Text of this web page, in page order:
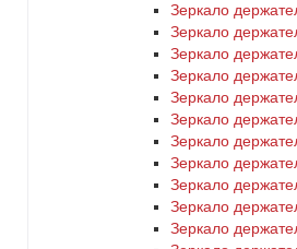
Зеркало
Зеркало
Зеркало
Зеркало
Зеркало
Зеркало
Зеркало
Зеркало
Зеркало
Зеркало
Зеркало